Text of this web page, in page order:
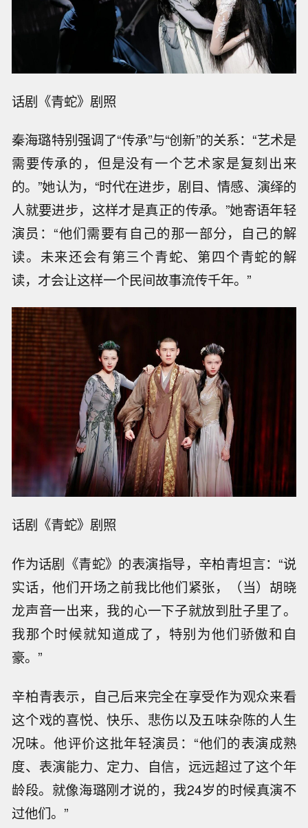
话剧《青蛇》剧照
秦海璐特别强调了“传承”与“创新”的关系：“艺术是
需要传承的，但是没有一个艺术家是复刻出来
的。”她认为，“时代在进步，剧目、情感、演绎的
人就要进步，这样才是真正的传承。”她寄语年轻
演员：“他们需要有自己的那一部分，自己的解
读。未来还会有第三个青蛇、第四个青蛇的解
读，才会让这样一个民间故事流传千年。”
话剧《青蛇》剧照
作为话剧《青蛇》的表演指导，辛柏青坦言：“说
实话，他们开场之前我比他们紧张，（当）胡晓
龙声音一出来，我的心一下子就放到肚子里了。
我那个时候就知道成了，特别为他们骄傲和自
豪。”
辛柏青表示，自己后来完全在享受作为观众来看
这个戏的喜悦、快乐、悲伤以及五味杂陈的人生
况味。他评价这批年轻演员：“他们的表演成熟
度、表演能力、定力、自信，远远超过了这个年
龄段。就像海璐刚才说的，我24岁的时候真演不
过他们。”